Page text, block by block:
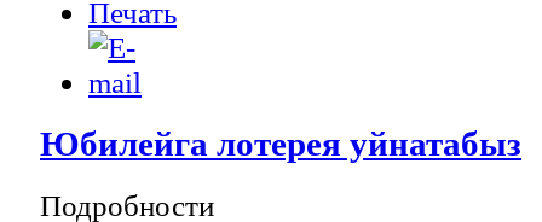
Юбилейга лотерея уйнатабыз
Подробности